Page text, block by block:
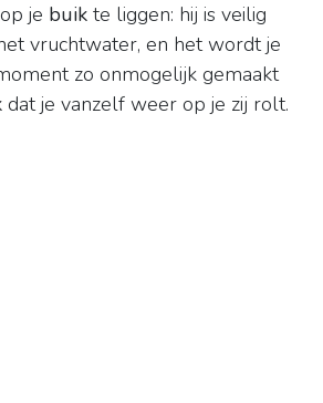
je buik te liggen: hij is veilig
vruchtwater, en het wordt je
zo onmogelijk gemaakt
dat je vanzelf weer op je zij rolt.